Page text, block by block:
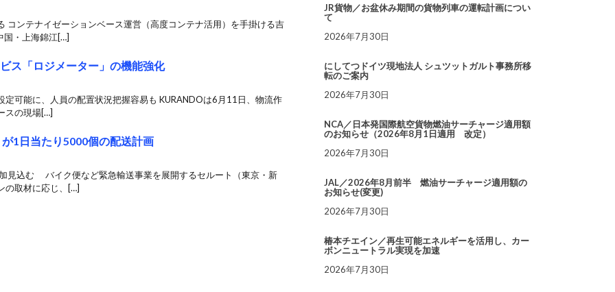
コンテナイゼーションベース運営（高度コンテナ活用）を手掛ける吉
国・上海錦江[…]
ス「ロジメーター」の機能強化
定可能に、人員の配置状況把握容易も KURANDOは6月11日、物流作
スの現場[…]
1日当たり5000個の配送計画
見込む バイク便など緊急輸送事業を展開するセルート（東京・新
の取材に応じ、[…]
JR貨物／お盆休み期間の貨物列車の運転計画につい
て
2026年7月30日
にしてつドイツ現地法人 シュツットガルト事務所移
転のご案内
2026年7月30日
NCA／日本発国際航空貨物燃油サーチャージ適用額
のお知らせ（2026年8月1日適用 改定）
2026年7月30日
JAL／2026年8月前半 燃油サーチャージ適用額の
お知らせ(変更)
2026年7月30日
椿本チエイン／再生可能エネルギーを活用し、カー
ボンニュートラル実現を加速
2026年7月30日